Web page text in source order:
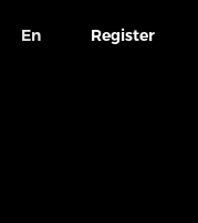
En Register